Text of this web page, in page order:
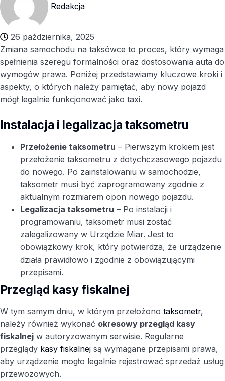
Redakcja
26 października, 2025
Zmiana samochodu na taksówce to proces, który wymaga
spełnienia szeregu formalności oraz dostosowania auta do
wymogów prawa. Poniżej przedstawiamy kluczowe kroki i
aspekty, o których należy pamiętać, aby nowy pojazd
mógł legalnie funkcjonować jako taxi.
Instalacja i legalizacja taksometru
Przełożenie taksometru – Pierwszym krokiem jest
przełożenie taksometru z dotychczasowego pojazdu
do nowego. Po zainstalowaniu w samochodzie,
taksometr musi być zaprogramowany zgodnie z
aktualnym rozmiarem opon nowego pojazdu.
Legalizacja taksometru – Po instalacji i
programowaniu, taksometr musi zostać
zalegalizowany w Urzędzie Miar. Jest to
obowiązkowy krok, który potwierdza, że urządzenie
działa prawidłowo i zgodnie z obowiązującymi
przepisami.
Przegląd kasy fiskalnej
W tym samym dniu, w którym przełożono taksometr,
należy również wykonać okresowy przegląd kasy
fiskalnej w autoryzowanym serwisie. Regularne
przeglądy kasy fiskalnej są wymagane przepisami prawa,
aby urządzenie mogło legalnie rejestrować sprzedaż usług
przewozowych.